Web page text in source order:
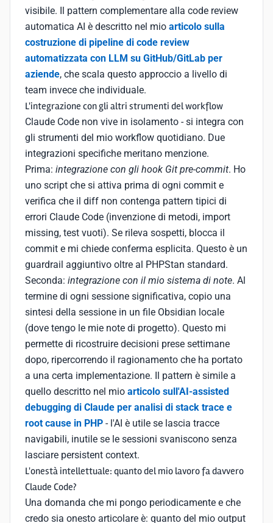
visibile. Il pattern complementare alla code review
automatica AI è descritto nel mio articolo sulla
costruzione di pipeline di code review
automatizzata con LLM su GitHub/GitLab per
aziende, che scala questo approccio a livello di
team invece che individuale.
L'integrazione con gli altri strumenti del workflow
Claude Code non vive in isolamento - si integra con
gli strumenti del mio workflow quotidiano. Due
integrazioni specifiche meritano menzione.
Prima: integrazione con gli hook Git pre-commit. Ho
uno script che si attiva prima di ogni commit e
verifica che il diff non contenga pattern tipici di
errori Claude Code (invenzione di metodi, import
missing, test vuoti). Se rileva sospetti, blocca il
commit e mi chiede conferma esplicita. Questo è un
guardrail aggiuntivo oltre al PHPStan standard.
Seconda: integrazione con il mio sistema di note. Al
termine di ogni sessione significativa, copio una
sintesi della sessione in un file Obsidian locale
(dove tengo le mie note di progetto). Questo mi
permette di ricostruire decisioni prese settimane
dopo, ripercorrendo il ragionamento che ha portato
a una certa implementazione. Il pattern è simile a
quello descritto nel mio articolo sull'AI-assisted
debugging di Claude per analisi di stack trace e
root cause in PHP - l'AI è utile se lascia tracce
navigabili, inutile se le sessioni svaniscono senza
lasciare persistent context.
L'onestà intellettuale: quanto del mio lavoro fa davvero
Claude Code?
Una domanda che mi pongo periodicamente e che
credo sia onesto articolare è: quanto del mio output